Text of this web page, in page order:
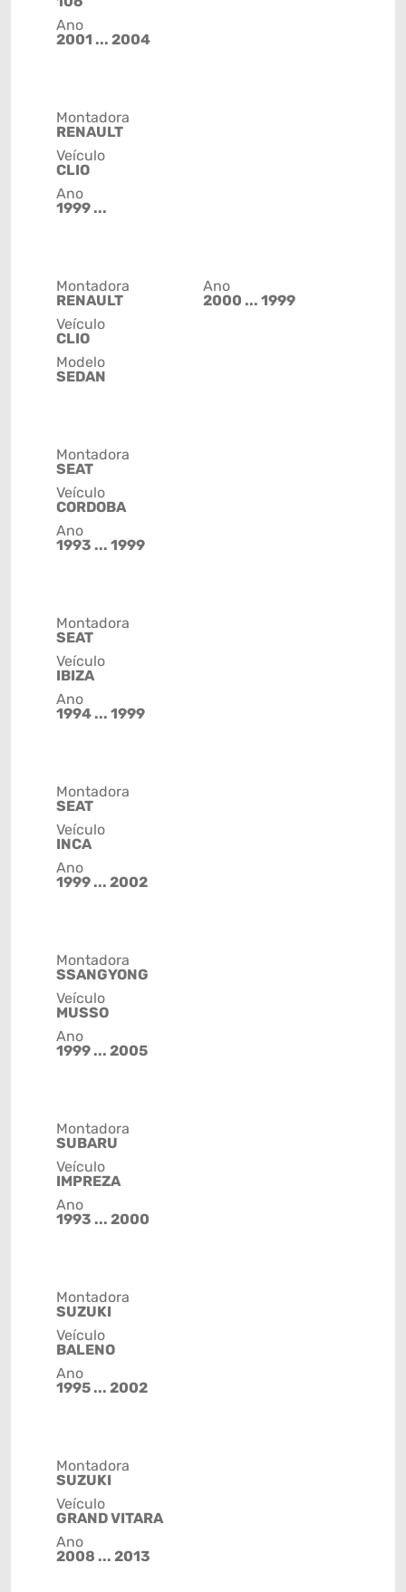
Ano
2001 ... 2004
Montadora
RENAULT
Veículo
CLIO
Ano
1999 ...
Montadora
RENAULT
Veículo
CLIO
Modelo
SEDAN
Ano
2000 ... 1999
Montadora
SEAT
Veículo
CORDOBA
Ano
1993 ... 1999
Montadora
SEAT
Veículo
IBIZA
Ano
1994 ... 1999
Montadora
SEAT
Veículo
INCA
Ano
1999 ... 2002
Montadora
SSANGYONG
Veículo
MUSSO
Ano
1999 ... 2005
Montadora
SUBARU
Veículo
IMPREZA
Ano
1993 ... 2000
Montadora
SUZUKI
Veículo
BALENO
Ano
1995 ... 2002
Montadora
SUZUKI
Veículo
GRAND VITARA
Ano
2008 ... 2013